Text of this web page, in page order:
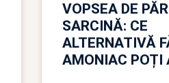
VOPSEA DE
SARCINĂ: CE
ALTERNATIVĂ
AMONIAC POȚI